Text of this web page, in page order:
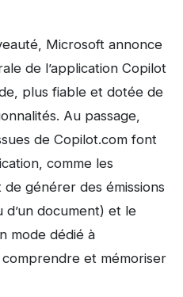
Microsoft annonce
de l’application Copilot
plus fiable et dotée de
Au passage,
de Copilot.com font
comme les
générer des émissions
d’un document) et le
mode dédié à
comprendre et mémoriser